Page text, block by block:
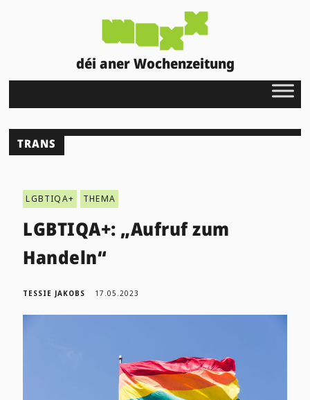
déi aner Wochenzeitung
TRANS
LGBTIQA+ THEMA
LGBTIQA+: „Aufruf zum
Handeln“
TESSIE JAKOBS 17.05.2023